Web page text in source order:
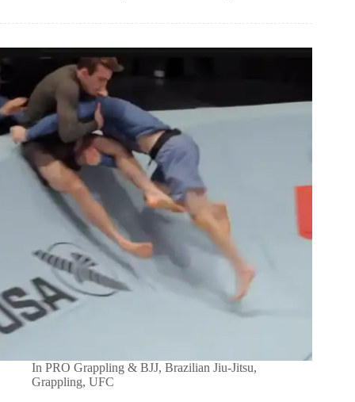
In PRO Grappling & BJJ,Brazilian Jiu-Jitsu,
Grappling, UFC